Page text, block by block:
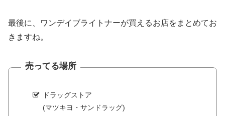
最後に、ワンデイブライトナーが買えるお店をまとめてお
きますね。
売ってる場所
ドラッグストア
(マツキヨ・サンドラッグ)